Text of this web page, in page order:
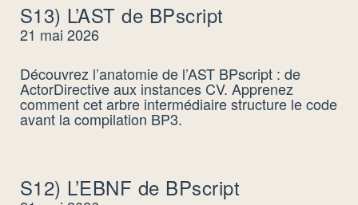
S13) L’AST de BPscript
21 mai 2026
Découvrez l’anatomie de l’AST BPscript : de
ActorDirective aux instances CV. Apprenez
comment cet arbre intermédiaire structure le code
avant la compilation BP3.
S12) L’EBNF de BPscript